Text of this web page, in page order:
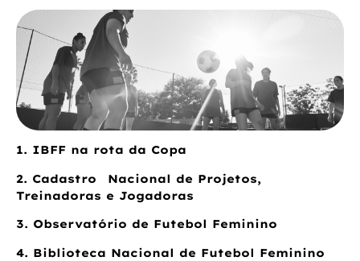
1. IBFF na rota da Copa
2. Cadastro Nacional de Projetos,
Treinadoras e Jogadoras
3. Observatório de Futebol Feminino
4. Biblioteca Nacional de Futebol Feminino